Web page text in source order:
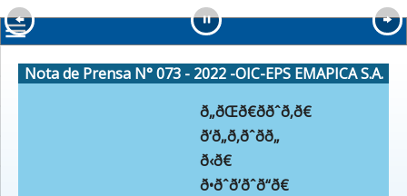
Nota de Prensa N° 073 - 2022 -OIC-EPS EMAPICA S.A.
ð„ðŒð€ððˆð‚ð€
ð‘ð„ð‚ðˆðð„
ð‹ð€
ð•ðˆð’ðˆð“ð€